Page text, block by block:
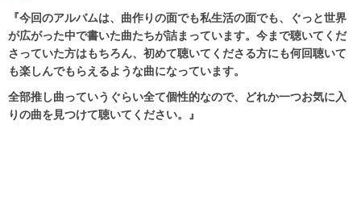
『今回のアルバムは、曲作りの面でも私生活の面でも、ぐっと世界
が広がった中で書いた曲たちが詰まっています。今まで聴いてくだ
さっていた方はもちろん、初めて聴いてくださる方にも何回聴いて
も楽しんでもらえるような曲になっています。
全部推し曲っていうぐらい全て個性的なので、どれか一つお気に入
りの曲を見つけて聴いてください。』